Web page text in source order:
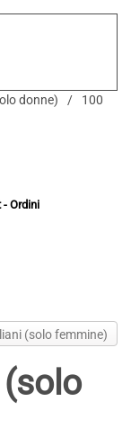
donne)
100
Ordini
(solo femmine)